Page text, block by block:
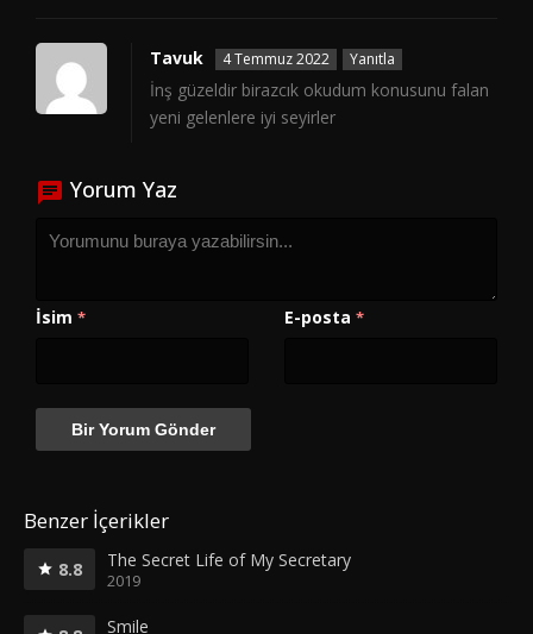
Tavuk 4 Temmuz 2022 Yanıtla
İnş güzeldir birazcık okudum konusunu falan
yeni gelenlere iyi seyirler
Yorum Yaz
İsim * E-posta *
Benzer İçerikler
8.8 The Secret Life of My Secretary
2019
Smile